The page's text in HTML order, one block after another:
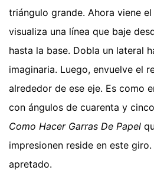
triángulo grande. Ahora viene
visualiza una línea que baje
hasta la base. Dobla un lateral
imaginaria. Luego, envuelve el
alrededor de ese eje. Es como
con ángulos de cuarenta y
Como Hacer Garras De Papel
impresionen reside en este
apretado.